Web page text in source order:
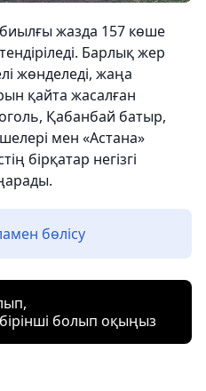
биылғы жазда 157 көше
Барлық жер
жөнделеді, жаңа
қайта жасалған
Қабанбай батыр,
мен «Астана»
бірқатар негізгі
бөлісу
болып оқыңыз